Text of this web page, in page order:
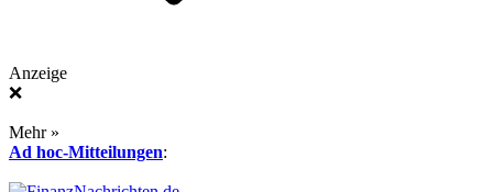
Anzeige
❌
Mehr »
Ad hoc-Mitteilungen: